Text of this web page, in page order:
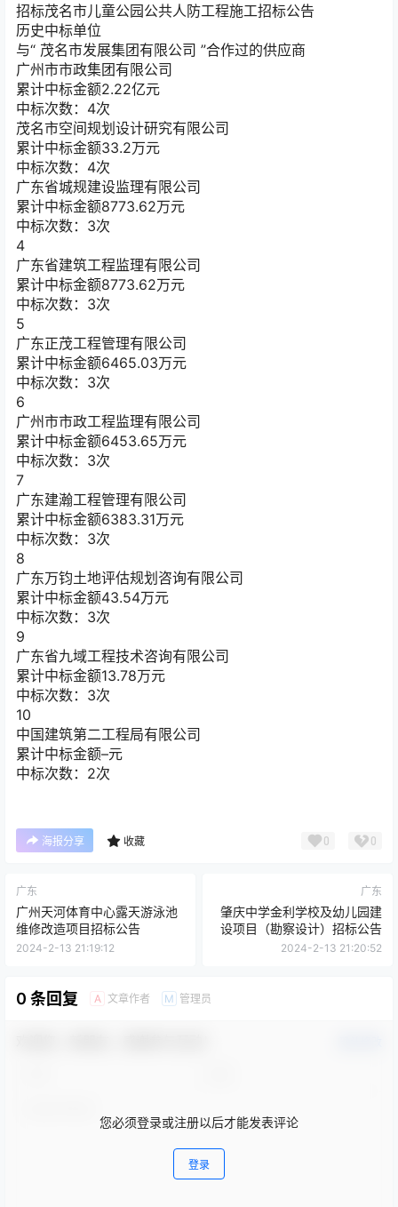
招标茂名市儿童公园公共人防工程施工招标公告
历史中标单位
与“ 茂名市发展集团有限公司 ”合作过的供应商
广州市市政集团有限公司
累计中标金额2.22亿元
中标次数：4次
茂名市空间规划设计研究有限公司
累计中标金额33.2万元
中标次数：4次
广东省城规建设监理有限公司
累计中标金额8773.62万元
中标次数：3次
4
广东省建筑工程监理有限公司
累计中标金额8773.62万元
中标次数：3次
5
广东正茂工程管理有限公司
累计中标金额6465.03万元
中标次数：3次
6
广州市市政工程监理有限公司
累计中标金额6453.65万元
中标次数：3次
7
广东建瀚工程管理有限公司
累计中标金额6383.31万元
中标次数：3次
8
广东万钧土地评估规划咨询有限公司
累计中标金额43.54万元
中标次数：3次
9
广东省九域工程技术咨询有限公司
累计中标金额13.78万元
中标次数：3次
10
中国建筑第二工程局有限公司
累计中标金额–元
中标次数：2次
海报分享 收藏 0 0
广东
广州天河体育中心露天游泳池
维修改造项目招标公告
2024-2-13 21:19:12
广东
肇庆中学金利学校及幼儿园建
设项目（勘察设计）招标公告
2024-2-13 21:20:52
0 条回复 A 文章作者 M 管理员
您必须登录或注册以后才能发表评论
登录